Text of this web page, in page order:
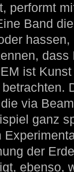
performt
Band
ist
via
ganz
der
ebenso,